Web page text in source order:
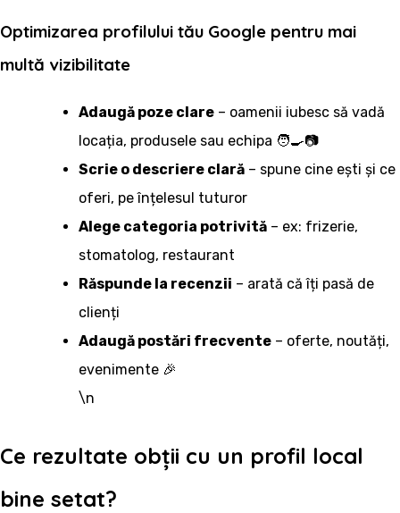
Optimizarea profilului tău Google pentru mai
multă vizibilitate
Adaugă poze clare – oamenii iubesc să vadă
locația, produsele sau echipa 🧑‍🍳📷
Scrie o descriere clară – spune cine ești și ce
oferi, pe înțelesul tuturor
Alege categoria potrivită – ex: frizerie,
stomatolog, restaurant
Răspunde la recenzii – arată că îți pasă de
clienți
Adaugă postări frecvente – oferte, noutăți,
evenimente 🎉
\n
Ce rezultate obții cu un profil local
bine setat?